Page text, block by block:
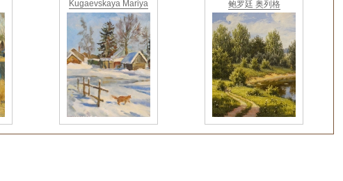
Kugaevskaya Mariya 鲍罗廷 奥列格